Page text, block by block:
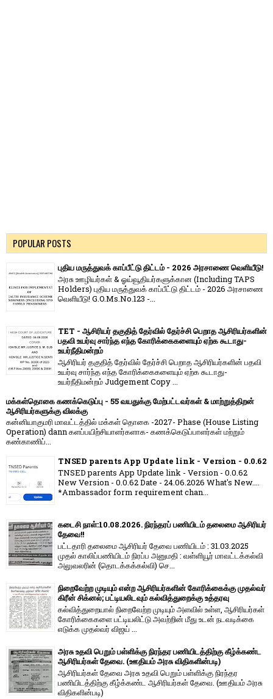
POPULAR POSTS
புதிய மருத்துவக் காப்பீட்டு திட்டம் - 2026 அரசாணை வெளியீடு!
அரசு ஊழியர்கள் & ஓய்வூதியர்களுக்கான (Including TAPS
Holders) புதிய மருத்துவக் காப்பீட்டு திட்டம் - 2026 அரசாணை
வெளியீடு! G.O.Ms.No.123 -...
TET - ஆசிரியர் தகுதித் தேர்வில் தேர்ச்சி பெறாத ஆசிரியர்களின்
பதவி உயர்வு சார்ந்த எந்த கோரிக்கைகளையும் ஏற்க கூடாது-
உயர்நீதிமன்றம்
ஆசிரியர் தகுதித் தேர்வில் தேர்ச்சி பெறாத ஆசிரியர்களின் பதவி
உயர்வு சார்ந்த எந்த கோரிக்கைகளையும் ஏற்க கூடாது-
உயர்நீதிமன்றம் Judgement Copy ...
மக்கள்தொகை கணக்கெடுப்பு - 55 வயதுக்கு மேற்பட்டவர்கள் & மாற்றுத்திறன்
ஆசிரியர்களுக்கு விலக்கு
கன்னியாகுமரி மாவட்டத்தில் மக்கள் தொகை -2027- Phase (House Listing
Operation) dann களப்பயிற்சியாளர்களாக- கணக்கெடுப்பாளர்கள் மற்றும்
கண்காணிப்...
TNSED parents App Update link - Version - 0.0.62
TNSED parents App Update link - Version - 0.0.62
New Version - 0.0.62 Date - 24.06.2026 What's New....
*Ambassador form requirement chan...
கடைசி நாள்:10.08.2026. நிரந்தரப் பணியிடம் தலைமை ஆசிரியர்
தேவை!!
பட்டதாரி தலைமை ஆசிரியர் தேவை பணியிடம் : 31.03.2025
முதல் காலிப்பணியிடம் நிரப்ப அனுமதி : வள்ளியூர் மாவட்டக்கல்வி
அலுவலரின் (தொடக்கக்கல்வி) செ...
நிறைவேற்ற முடியும் என்ற ஆசிரியர்களின் கோரிக்கைக்கு முதல்வர்
கிரீன் சிக்னல்; பட்டியலிடவும் கல்வித்துறைக்கு உத்தரவு
கல்வித்துறையால் நிறைவேற்ற முடியும் அளவில் உள்ள, ஆசிரியர்கள்
கோரிக்கைகளை பட்டியலிட்டு அவற்றின் மீது உடன் நடவடிக்கை
எடுக்க முதல்வர் விஜய் ...
அரசு உதவி பெறும் பள்ளிக்கு நிரந்தர பணியிடத்திற்கு கீழ்க்கண்ட
ஆசிரியர்கள் தேவை. (ஊதியம் அரசு விதிகளின்படி)
ஆசிரியர்கள் தேவை அரசு உதவி பெறும் பள்ளிக்கு நிரந்தர
பணியிடத்திற்கு கீழ்க்கண்ட ஆசிரியர்கள் தேவை. (ஊதியம் அரசு
விதிகளின்படி)